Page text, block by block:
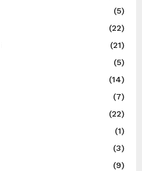
(5)
(22)
(21)
(5)
(14)
(7)
(22)
(1)
(3)
(9)